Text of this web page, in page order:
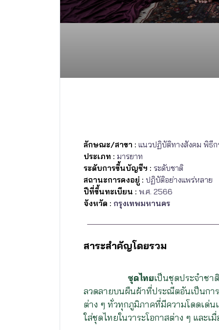
ลักษณะ/สาขา : แนวปฏิบัติทางสังคม พิธีก
ประเภท : มารยาท
ระดับการขึ้นบัญชีฯ : ระดับชาติ
สถานะการคงอยู่ : ปฏิบัติอย่างแพร่หลาย
ปีที่ขึ้นทะเบียน : พ.ศ. 2566
จังหวัด : กรุงเทพมหานคร
สาระสำคัญโดยรวม
ชุดไทยเป็นชุดประจำชา
ลวดลายบนผืนผ้าที่ประณีตอันเป็นกา
ต่าง ๆ ทั่วทุกภูมิภาคที่มีความโดดเด่
ใส่ชุดไทยในวาระโอกาสต่าง ๆ และเ